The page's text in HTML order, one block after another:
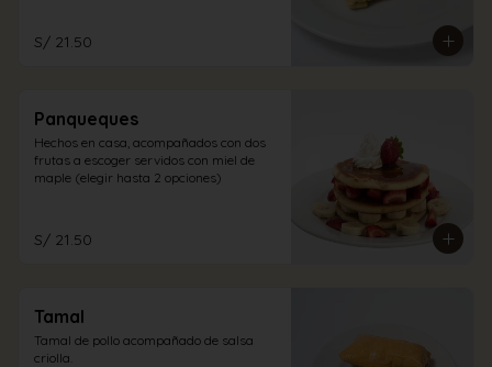
S/ 21.50
Panqueques
Hechos en casa, acompañados con dos
frutas a escoger servidos con miel de
maple (elegir hasta 2 opciones)
S/ 21.50
Tamal
Tamal de pollo acompañado de salsa
criolla.